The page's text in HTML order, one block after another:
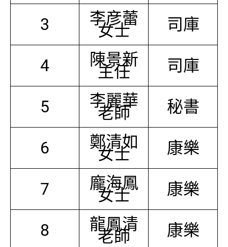
3 李彦蕾
女士 司庫
4 陳景新
主任 司庫
5 李麗華
老師 秘書
6 鄭清如
女士 康樂
7 龐海鳳
女士 康樂
8 龍鳳清
老師 康樂